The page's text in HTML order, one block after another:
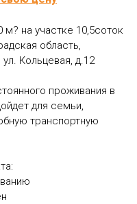
на участке 10,5соток
область,
Кольцевая, д.12
проживания в
для семьи,
транспортную